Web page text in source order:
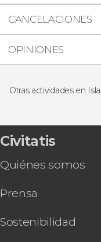
CANCELACIONES
OPINIONES
Otras actividades en
Tour por el
Baño nocturno
Snorkel en Isla de
Kealakekua
Civitatis
Quiénes somos
Prensa
Sostenibilidad